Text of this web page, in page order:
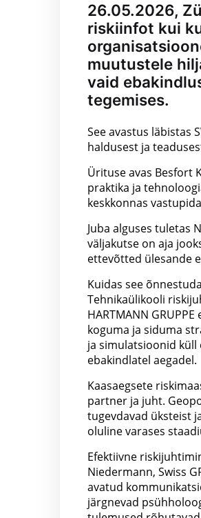
26.05.2026,
riskiinfot kui
muutustele
vaid
tegemises.
See avastus läbistas
haldusest ja
Ürituse avas Besfort
praktika ja
keskkonnas
Juba alguses tuletas
väljakutse on aja
ettevõtted ülesande
Kuidas see
Tehnikaülikooli
HARTMANN
koguma ja siduma
ja simulatsioonid küll
ebakindlatel aegadel.
Kaasaegsete
partner ja juht.
tugevdavad üksteist
oluline varases
Efektiivne
Niedermann, Swiss
avatud
järgnevad